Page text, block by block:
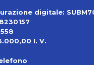
digitale:
I. V.